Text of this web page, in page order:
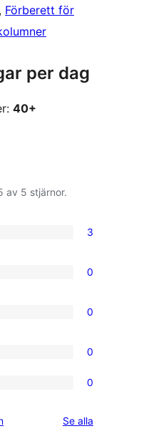
Förberett för
per dag
40+
av 5 stjärnor.
3
0
0
0
0
Se alla